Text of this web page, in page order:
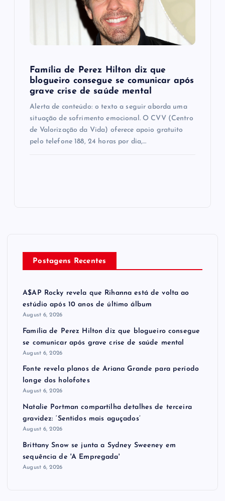
Família de Perez Hilton diz que
blogueiro consegue se comunicar após
grave crise de saúde mental
Alerta de conteúdo: o texto a seguir aborda uma
situação de sofrimento emocional. O CVV (Centro
de Valorização da Vida) oferece apoio gratuito
pelo telefone 188, 24 horas por dia,…
Postagens Recentes
A$AP Rocky revela que Rihanna está de volta ao
estúdio após 10 anos de último álbum
August 6, 2026
Família de Perez Hilton diz que blogueiro consegue
se comunicar após grave crise de saúde mental
August 6, 2026
Fonte revela planos de Ariana Grande para período
longe dos holofotes
August 6, 2026
Natalie Portman compartilha detalhes de terceira
gravidez: ‘Sentidos mais aguçados’
August 6, 2026
Brittany Snow se junta a Sydney Sweeney em
sequência de ​'A Empregada​'
August 6, 2026